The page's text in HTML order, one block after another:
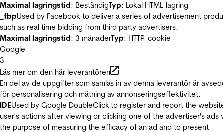
Maximal lagringstid: BeständigTyp: Lokal HTML-lagring
_fbpUsed by Facebook to deliver a series of advertisement
such as real time bidding from third party advertisers.
Maximal lagringstid: 3 månaderTyp: HTTP-cookie
Google
3
Läs mer om den här leverantören
En del av de uppgifter som samlas in av denna leverantör är
för personalisering och mätning av annonseringseffektivitet.
IDEUsed by Google DoubleClick to register and report the
user's actions after viewing or clicking one of the advertiser's ads
the purpose of measuring the efficacy of an ad and to present